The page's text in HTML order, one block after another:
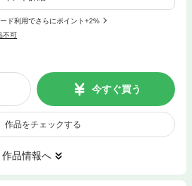
ド利用でさらにポイント+2%
不可
今すぐ買う
作品をチェックする
作品情報へ